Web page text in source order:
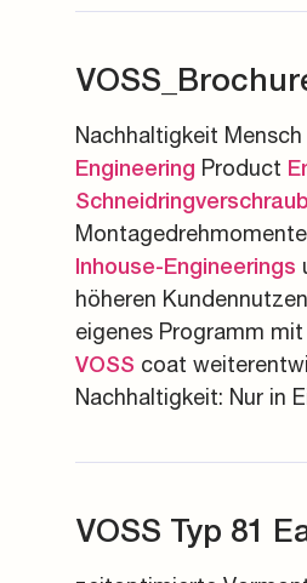
Nachhaltigkeit
Engineering Product
Inhouse-Engineerings
höheren
eigenes Programm
VOSS coat
Nachhaltigkeit: Nur in
VOSS Typ 81